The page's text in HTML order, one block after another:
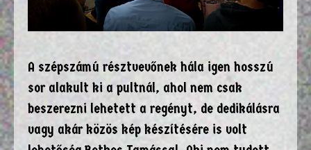
A szépszámú résztvevőnek hála igen hosszú
sor alakult ki a pultnál, ahol nem csak
beszerezni lehetett a regényt, de dedikálásra
vagy akár közös kép készítésére is volt